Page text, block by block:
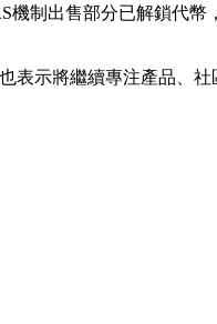
機制出售部分已解鎖代幣
表示將繼續專注產品、社